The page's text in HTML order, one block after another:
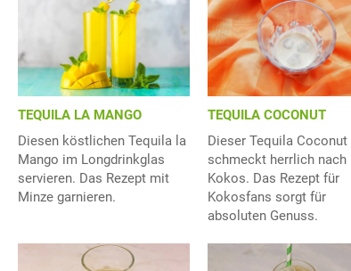
TEQUILA LA MANGO
Diesen köstlichen Tequila la
Mango im Longdrinkglas
servieren. Das Rezept mit
Minze garnieren.
TEQUILA COCONUT
Dieser Tequila Coconut
schmeckt herrlich nach
Kokos. Das Rezept für
Kokosfans sorgt für
absoluten Genuss.